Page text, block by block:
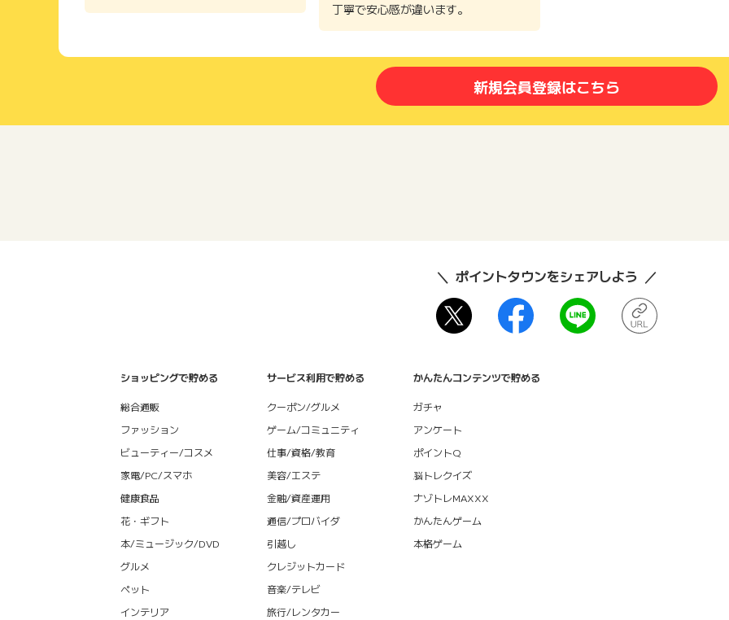
丁寧で安心感が違います。
新規会員登録はこちら
ポイントタウンをシェアしよう
ショッピングで貯める
総合通販
ファッション
ビューティー/コスメ
家電/PC/スマホ
健康食品
花・ギフト
本/ミュージック/DVD
グルメ
ペット
インテリア
サービス利用で貯める
クーポン/グルメ
ゲーム/コミュニティ
仕事/資格/教育
美容/エステ
金融/資産運用
通信/プロバイダ
引越し
クレジットカード
音楽/テレビ
旅行/レンタカー
かんたんコンテンツで貯める
ガチャ
アンケート
ポイントQ
脳トレクイズ
ナゾトレMAXXX
かんたんゲーム
本格ゲーム